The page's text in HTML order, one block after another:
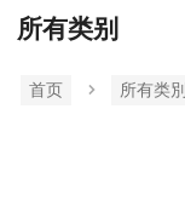
所有类别
首页 所有类別